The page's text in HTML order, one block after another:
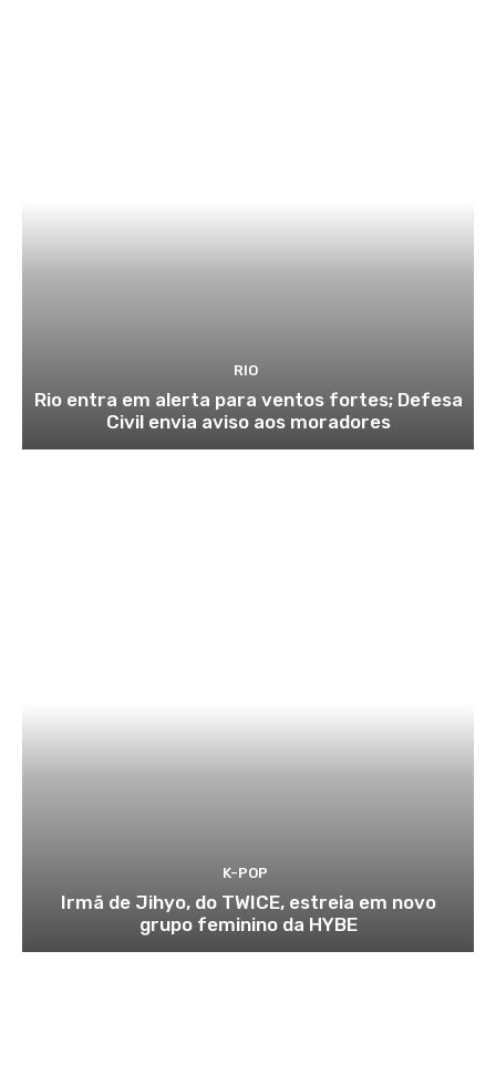
RIO
Rio entra em alerta para ventos fortes; Defesa
Civil envia aviso aos moradores
K-POP
Irmã de Jihyo, do TWICE, estreia em novo
grupo feminino da HYBE